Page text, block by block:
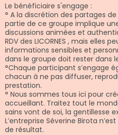
Le bénéficiaire s'engage :
° A la discrétion des partages
partie de ce groupe implique
discussions animées et
RDV des LICORNES , mais elles
informations sensibles et
dans le groupe doit rester dans
°Chaque participant s’engage
chacun à ne pas diffuser,
prestation.
° Nous sommes tous ici pour
accueillant. Traitez tout le
sains vont de soi, la gentillesse
L’entreprise Séverine Birota
de résultat.